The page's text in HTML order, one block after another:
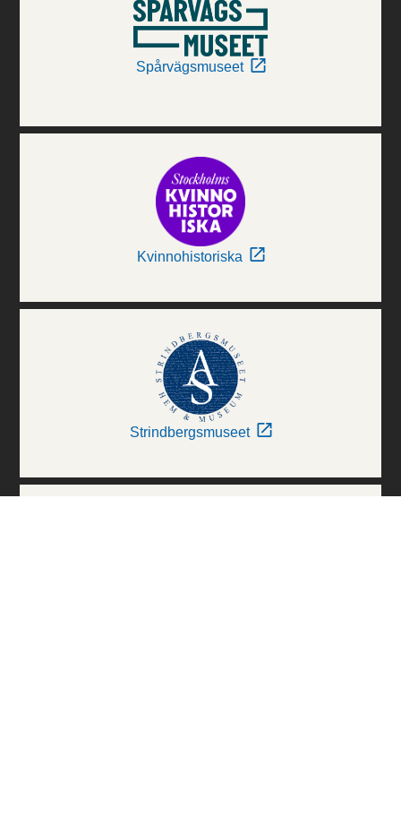
Spårvägsmuseet
Kvinnohistoriska
Strindbergsmuseet